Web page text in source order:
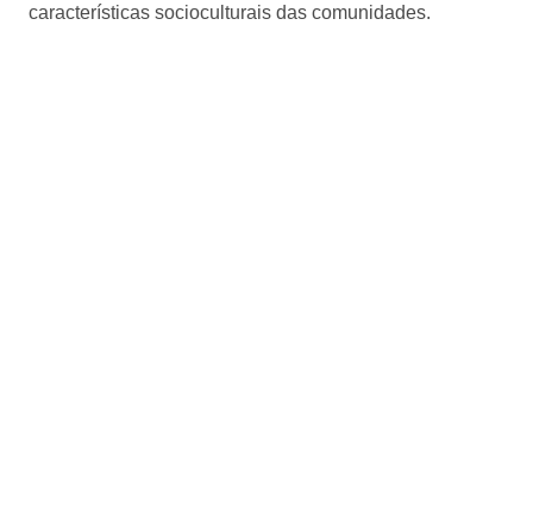
características socioculturais das comunidades.